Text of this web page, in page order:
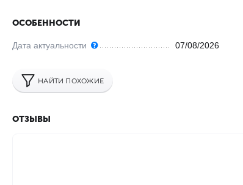
ОСОБЕННОСТИ
Дата актуальности 07/08/2026
НАЙТИ ПОХОЖИЕ
ОТЗЫВЫ